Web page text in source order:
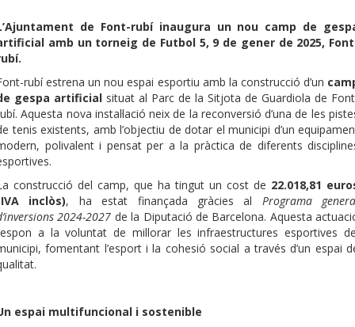
de Font-rubí inaugura un nou camp de
amb un torneig de Futbol 5, 9 de gener de 2025,
rubí estrena un nou espai esportiu amb la construcció d’un
gespa artificial situat al Parc de la Sitjota de Guardiola de
Aquesta nova instal·lació neix de la reconversió d’una de les
tenis existents, amb l’objectiu de dotar el municipi d’un
polivalent i pensat per a la pràctica de diferents
construcció del camp, que ha tingut un cost de 22.018,81
inclòs), ha estat finançada gràcies al Programa
2024-2027 de la Diputació de Barcelona. Aquesta
a la voluntat de millorar les infraestructures esportives
fomentant l’esport i la cohesió social a través d’un espai
espai multifuncional i sostenible